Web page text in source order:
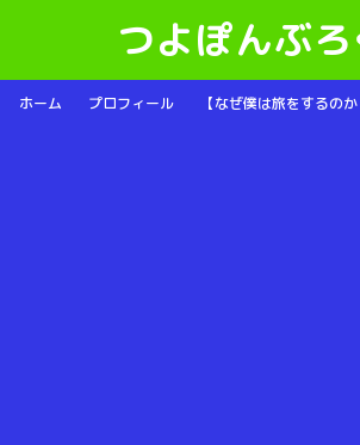
つよぽんぶ
ホーム プロフィール 【なぜ僕は旅をするのか